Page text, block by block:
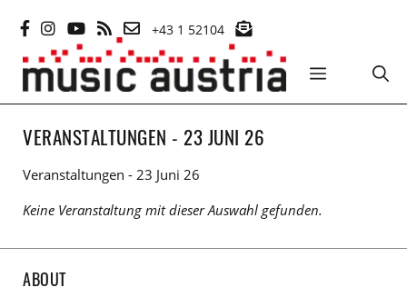
Inhalt
springen
+43 1 52104
MENÜ
VERANSTALTUNGEN - 23 JUNI 26
Veranstaltungen - 23 Juni 26
Keine Veranstaltung mit dieser Auswahl gefunden.
ABOUT